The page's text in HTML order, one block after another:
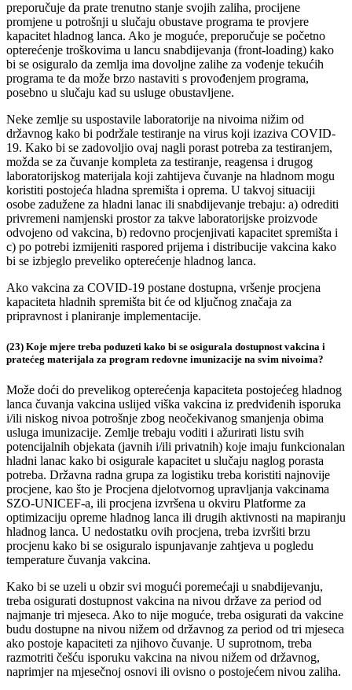
preporučuje da prate trenutno stanje svojih zaliha, procijene
promjene u potrošnji u slučaju obustave programa te provjere
kapacitet hladnog lanca. Ako je moguće, preporučuje se početno
opterećenje troškovima u lancu snabdijevanja (front-loading) kako
bi se osiguralo da zemlja ima dovoljne zalihe za vođenje tekućih
programa te da može brzo nastaviti s provođenjem programa,
posebno u slučaju kad su usluge obustavljene.
Neke zemlje su uspostavile laboratorije na nivoima nižim od
državnog kako bi podržale testiranje na virus koji izaziva COVID-
19. Kako bi se zadovoljio ovaj nagli porast potreba za testiranjem,
možda se za čuvanje kompleta za testiranje, reagensa i drugog
laboratorijskog materijala koji zahtijeva čuvanje na hladnom mogu
koristiti postojeća hladna spremišta i oprema. U takvoj situaciji
osobe zadužene za hladni lanac ili snabdijevanje trebaju: a) odrediti
privremeni namjenski prostor za takve laboratorijske proizvode
odvojeno od vakcina, b) redovno procjenjivati kapacitet spremišta i
c) po potrebi izmijeniti raspored prijema i distribucije vakcina kako
bi se izbjeglo preveliko opterećenje hladnog lanca.
Ako vakcina za COVID-19 postane dostupna, vršenje procjena
kapaciteta hladnih spremišta bit će od ključnog značaja za
pripravnost i planiranje implementacije.
(23) Koje mjere treba poduzeti kako bi se osigurala dostupnost vakcina i
pratećeg materijala za program redovne imunizacije na svim nivoima?
Može doći do prevelikog opterećenja kapaciteta postojećeg hladnog
lanca čuvanja vakcina uslijed viška vakcina iz predviđenih isporuka
i/ili niskog nivoa potrošnje zbog neočekivanog smanjenja obima
usluga imunizacije. Zemlje trebaju voditi i ažurirati listu svih
potencijalnih objekata (javnih i/ili privatnih) koje imaju funkcionalan
hladni lanac kako bi osigurale kapacitet u slučaju naglog porasta
potreba. Državna radna grupa za logistiku treba koristiti najnovije
procjene, kao što je Procjena djelotvornog upravljanja vakcinama
SZO-UNICEF-a, ili procjena izvršena u okviru Platforme za
optimizaciju opreme hladnog lanca ili drugih aktivnosti na mapiranju
hladnog lanca. U nedostatku ovih procjena, treba izvršiti brzu
procjenu kako bi se osiguralo ispunjavanje zahtjeva u pogledu
temperature čuvanja vakcina.
Kako bi se uzeli u obzir svi mogući poremećaji u snabdijevanju,
treba osigurati dostupnost vakcina na nivou države za period od
najmanje tri mjeseca. Ako to nije moguće, treba osigurati da vakcine
budu dostupne na nivou nižem od državnog za period od tri mjeseca
ako postoje kapaciteti za njihovo čuvanje. U suprotnom, treba
razmotriti češću isporuku vakcina na nivou nižem od državnog,
naprimjer na mjesečnoj osnovi ili ovisno o postojećem nivou zaliha.